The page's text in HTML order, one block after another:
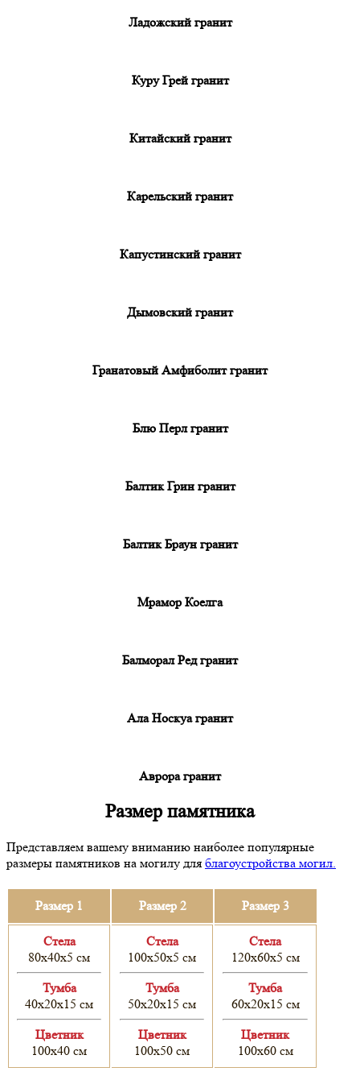
Ладожский гранит
Куру Грей гранит
Китайский гранит
Карельский гранит
Капустинский гранит
Дымовский гранит
Гранатовый Амфиболит гранит
Блю Перл гранит
Балтик Грин гранит
Балтик Браун гранит
Мрамор Коелга
Балморал Ред гранит
Ала Носкуа гранит
Аврора гранит
Размер памятника
Представляем вашему вниманию наиболее популярные
размеры памятников на могилу для благоустройства могил.
Размер 1 Размер 2 Размер 3
Cтела
80х40х5 см
Тумба
40х20х15 см
Цветник
100х40 см
Cтела
100х50х5 см
Тумба
50х20х15 см
Цветник
100х50 см
Cтела
120х60х5 см
Тумба
60х20х15 см
Цветник
100х60 см